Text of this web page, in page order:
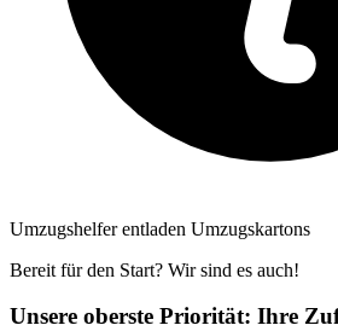
Umzugshelfer entladen Umzugskartons
Bereit für den Start? Wir sind es auch!
Unsere oberste Priorität: Ihre